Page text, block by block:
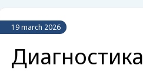
19 march 2026